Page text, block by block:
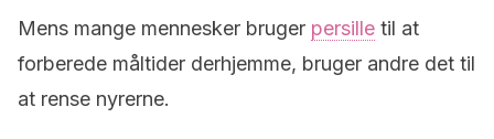
Mens mange mennesker bruger persille til at
forberede måltider derhjemme, bruger andre det til
at rense nyrerne.